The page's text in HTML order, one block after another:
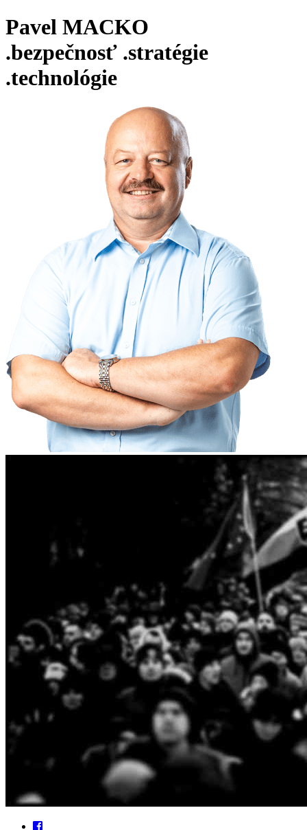
Pavel MACKO
.bezpečnosť .stratégie
.technológie